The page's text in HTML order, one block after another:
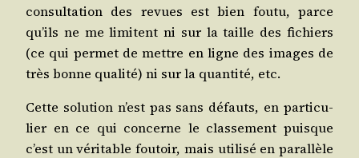
consul­ta­tion des revues est bien fou­tu, parce
qu’ils ne me limitent ni sur la taille des fichiers
(ce qui per­met de mettre en ligne des images de
très bonne qua­li­té) ni sur la quan­ti­té, etc.
Cette solu­tion n’est pas sans défauts, en par­ti­cu­
lier en ce qui concerne le clas­se­ment puisque
c’est un véri­table fou­toir, mais uti­li­sé en paral­lèle